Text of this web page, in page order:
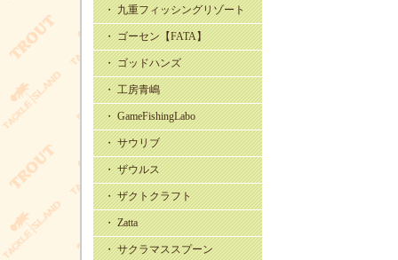
・ 九重フィッシングリゾート
・ ゴーセン【FATA】
・ ゴッドハンズ
・ 工房青嶋
・ GameFishingLabo
・ サウリブ
・ ザウルス
・ ザクトクラフト
・ Zatta
・ サクラマススプーン